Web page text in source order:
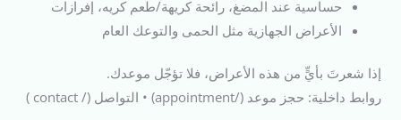
حساسية عند المضغ، رائحة كريهة/طعم كريه، إفرازات
الأعراض الجهازية مثل الحمى والتوعك العام
إذا شعرتَ بأيٍّ من هذه الأعراض، فلا تؤجّل موعدك.
روابط داخلية: حجز موعد (/appointment) • التواصل (/ contact )